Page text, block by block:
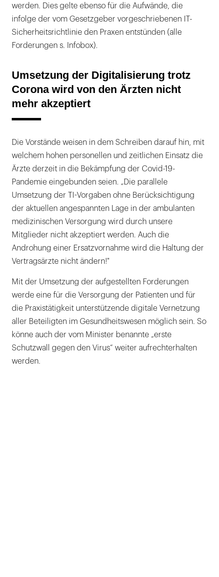
werden. Dies gelte ebenso für die Aufwände, die
infolge der vom Gesetzgeber vorgeschriebenen IT-
Sicherheitsrichtlinie den Praxen entstünden (alle
Forderungen s. Infobox).
Umsetzung der Digitalisierung trotz
Corona wird von den Ärzten nicht
mehr akzeptiert
Die Vorstände weisen in dem Schreiben darauf hin, mit
welchem hohen personellen und zeitlichen Einsatz die
Ärzte derzeit in die Bekämpfung der Covid-19-
Pandemie eingebunden seien. „Die parallele
Umsetzung der TI-Vorgaben ohne Berücksichtigung
der aktuellen angespannten Lage in der ambulanten
medizinischen Versorgung wird durch unsere
Mitglieder nicht akzeptiert werden. Auch die
Androhung einer Ersatzvornahme wird die Haltung der
Vertragsärzte nicht ändern!"
Mit der Umsetzung der aufgestellten Forderungen
werde eine für die Versorgung der Patienten und für
die Praxistätigkeit unterstützende digitale Vernetzung
aller Beteiligten im Gesundheitswesen möglich sein. So
könne auch der vom Minister benannte „erste
Schutzwall gegen den Virus“ weiter aufrechterhalten
werden.